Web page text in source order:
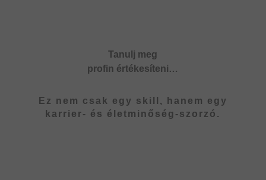
Tanulj meg
profin értékesíteni…
Ez nem csak egy skill, hanem egy
karrier- és életminőség-szorzó.